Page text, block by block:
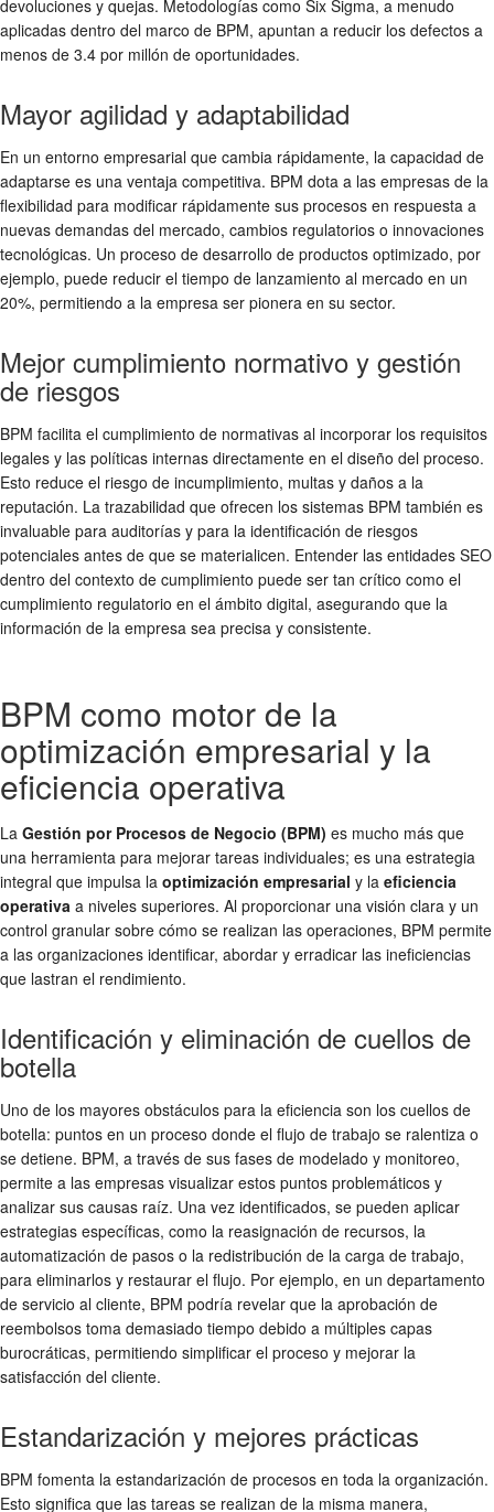
devoluciones y quejas. Metodologías como Six Sigma, a menudo
aplicadas dentro del marco de BPM, apuntan a reducir los defectos a
menos de 3.4 por millón de oportunidades.
Mayor agilidad y adaptabilidad
En un entorno empresarial que cambia rápidamente, la capacidad de
adaptarse es una ventaja competitiva. BPM dota a las empresas de la
flexibilidad para modificar rápidamente sus procesos en respuesta a
nuevas demandas del mercado, cambios regulatorios o innovaciones
tecnológicas. Un proceso de desarrollo de productos optimizado, por
ejemplo, puede reducir el tiempo de lanzamiento al mercado en un
20%, permitiendo a la empresa ser pionera en su sector.
Mejor cumplimiento normativo y gestión
de riesgos
BPM facilita el cumplimiento de normativas al incorporar los requisitos
legales y las políticas internas directamente en el diseño del proceso.
Esto reduce el riesgo de incumplimiento, multas y daños a la
reputación. La trazabilidad que ofrecen los sistemas BPM también es
invaluable para auditorías y para la identificación de riesgos
potenciales antes de que se materialicen. Entender las entidades SEO
dentro del contexto de cumplimiento puede ser tan crítico como el
cumplimiento regulatorio en el ámbito digital, asegurando que la
información de la empresa sea precisa y consistente.
BPM como motor de la
optimización empresarial y la
eficiencia operativa
La Gestión por Procesos de Negocio (BPM) es mucho más que
una herramienta para mejorar tareas individuales; es una estrategia
integral que impulsa la optimización empresarial y la eficiencia
operativa a niveles superiores. Al proporcionar una visión clara y un
control granular sobre cómo se realizan las operaciones, BPM permite
a las organizaciones identificar, abordar y erradicar las ineficiencias
que lastran el rendimiento.
Identificación y eliminación de cuellos de
botella
Uno de los mayores obstáculos para la eficiencia son los cuellos de
botella: puntos en un proceso donde el flujo de trabajo se ralentiza o
se detiene. BPM, a través de sus fases de modelado y monitoreo,
permite a las empresas visualizar estos puntos problemáticos y
analizar sus causas raíz. Una vez identificados, se pueden aplicar
estrategias específicas, como la reasignación de recursos, la
automatización de pasos o la redistribución de la carga de trabajo,
para eliminarlos y restaurar el flujo. Por ejemplo, en un departamento
de servicio al cliente, BPM podría revelar que la aprobación de
reembolsos toma demasiado tiempo debido a múltiples capas
burocráticas, permitiendo simplificar el proceso y mejorar la
satisfacción del cliente.
Estandarización y mejores prácticas
BPM fomenta la estandarización de procesos en toda la organización.
Esto significa que las tareas se realizan de la misma manera,